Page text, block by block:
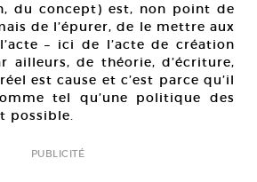
du concept) est, non point de
de l’épurer, de le mettre aux
– ici de l’acte de création
ailleurs, de théorie, d’écriture,
est cause et c’est parce qu’il
tel qu’une politique des
possible.
PUBLICITÉ